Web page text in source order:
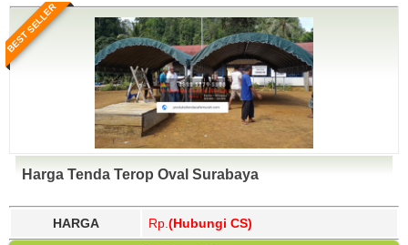
BEST SELLER
Harga Tenda Terop Oval Surabaya
HARGA Rp. (Hubungi CS)